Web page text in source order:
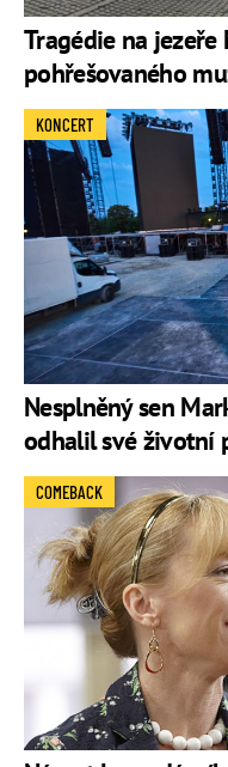
Tragédie na
pohřešovaného
Nesplněný sen
odhalil své životní
KONCERT
COMEBACK